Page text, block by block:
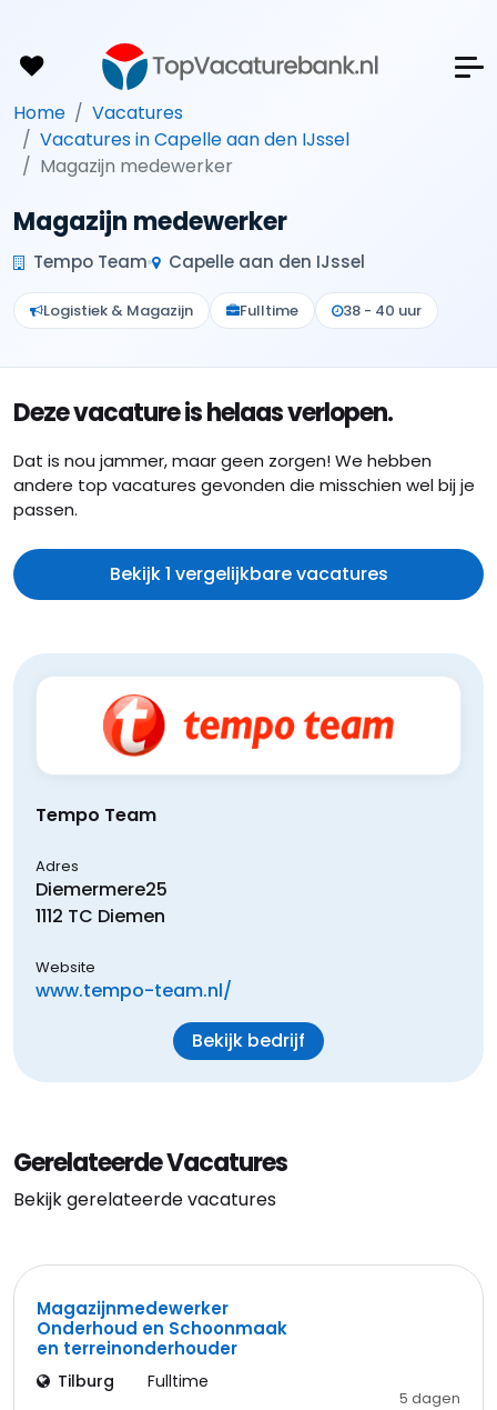
Home
Vacatures
Vacatures in Capelle aan den IJssel
Magazijn medewerker
Magazijn medewerker
Tempo Team Capelle aan den IJssel
Logistiek & Magazijn Fulltime 38 - 40 uur
Deze vacature is helaas verlopen.
Dat is nou jammer, maar geen zorgen! We hebben
andere top vacatures gevonden die misschien wel bij je
passen.
Bekijk 1 vergelijkbare vacatures
Tempo Team
Adres
Diemermere25
1112 TC Diemen
Website
www.tempo-team.nl/
Bekijk bedrijf
Gerelateerde Vacatures
Bekijk gerelateerde vacatures
Magazijnmedewerker
Onderhoud en Schoonmaak
en terreinonderhouder
Tilburg Fulltime
5 dagen